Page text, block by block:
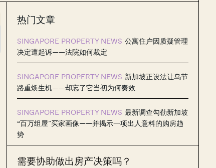
热门文章
SINGAPORE PROPERTY NEWS 公寓住户因质疑管理
决定遭起诉——法院如何裁定
SINGAPORE PROPERTY NEWS 新加坡正设法让乌节
路重焕生机——却忘了它当初为何奏效
SINGAPORE PROPERTY NEWS 最新调查勾勒新加坡
“百万组屋”买家画像——并揭示一项出人意料的购房趋
势
需要协助做出房产决策吗？